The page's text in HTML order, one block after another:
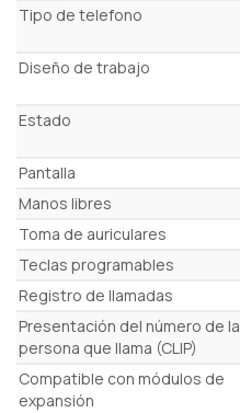
Características
Tipo de telefono
Diseño de trabajo
Estado
Pantalla
Manos libres
Toma de auriculares
Teclas programables
Registro de llamadas
Presentación del número de la
persona que llama (CLIP)
Compatible con módulos de
expansión